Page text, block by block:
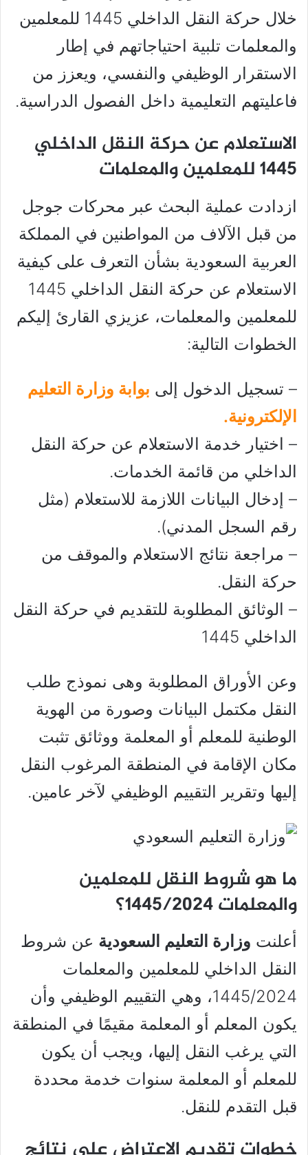
خلال حركة النقل الداخلي 1445 للمعلمين
والمعلمات تلبية احتياجاتهم في إطار
الاستقرار الوظيفي والنفسي، ويعزز من
فاعليتهم التعليمية داخل الفصول الدراسية.
الاستعلام عن حركة النقل الداخلي
1445 للمعلمين والمعلمات
ازدادت عملية البحث عبر محركات جوجل
من قبل الآلاف من المواطنين في المملكة
العربية السعودية بشأن التعرف على كيفية
الاستعلام عن حركة النقل الداخلي 1445
للمعلمين والمعلمات، عزيزي القارئ إليكم
الخطوات التالية:
– تسجيل الدخول إلى بوابة وزارة التعليم
الإلكترونية.
– اختيار خدمة الاستعلام عن حركة النقل
الداخلي من قائمة الخدمات.
– إدخال البيانات اللازمة للاستعلام (مثل
رقم السجل المدني).
– مراجعة نتائج الاستعلام والموقف من
حركة النقل.
– الوثائق المطلوبة للتقديم في حركة النقل
الداخلي 1445
وعن الأوراق المطلوبة وهى نموذج طلب
النقل مكتمل البيانات وصورة من الهوية
الوطنية للمعلم أو المعلمة ووثائق تثبت
مكان الإقامة في المنطقة المرغوب النقل
إليها وتقرير التقييم الوظيفي لآخر عامين.
ما هو شروط النقل للمعلمين
والمعلمات 1445/2024؟
أعلنت وزارة التعليم السعودية عن شروط
النقل الداخلي للمعلمين والمعلمات
1445/2024، وهي التقييم الوظيفي وأن
يكون المعلم أو المعلمة مقيمًا في المنطقة
التي يرغب النقل إليها، ويجب أن يكون
للمعلم أو المعلمة سنوات خدمة محددة
قبل التقدم للنقل.